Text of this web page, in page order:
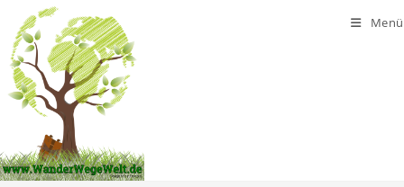
Inhalt
springen
Menü